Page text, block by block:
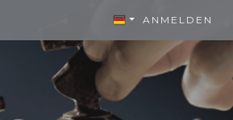
ANMELDEN